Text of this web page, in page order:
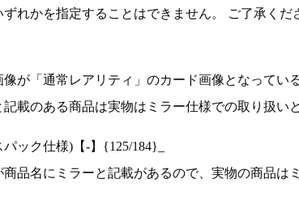
れかを指定することはできません。 ご了承くだ
が「通常レアリティ」のカード画像となってい
載のある商品は実物はミラー仕様での取り扱い
ック仕様)【-】{125/184}_
品名にミラーと記載があるので、実物の商品は